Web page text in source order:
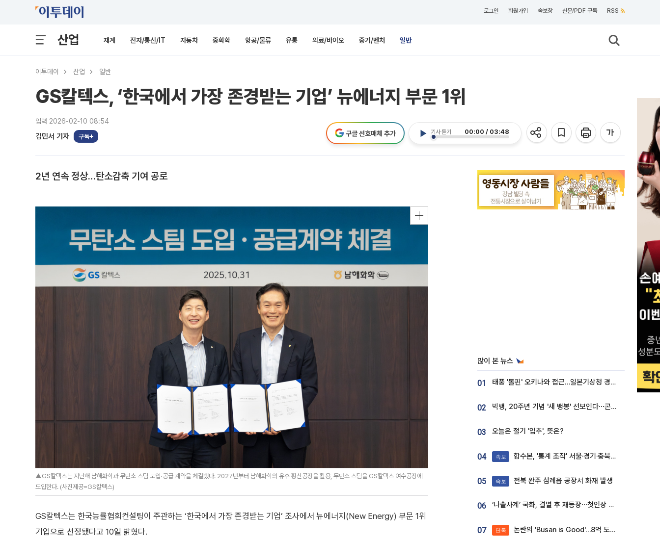
로그인 회원가입 속보창 신문/PDF 구독 RSS
산업 재계 전자/통신/IT 자동차 중화학 항공/물류 유통 의료/바이오 중기/벤처 일반
이투데이 산업 일반
GS칼텍스, ‘한국에서 가장 존경받는 기업’ 뉴에너지 부문 1위
입력 2026-02-10 08:54
김민서 기자 구독
기사 듣기 00:00 / 03:48
구글 선호매체 추가
2년 연속 정상…탄소감축 기여 공로
▲GS칼텍스는 지난해 남해화학과 무탄소 스팀 도입∙공급 계약을 체결했다. 2027년부터 남해화학의 유휴 황산공장을 활용, 무탄소 스팀을 GS칼텍스 여수공장에
도입한다. (사진제공=GS칼텍스)
GS칼텍스는 한국능률협회컨설팅이 주관하는 ‘한국에서 가장 존경받는 기업’ 조사에서 뉴에너지(New Energy) 부문 1위
기업으로 선정됐다고 10일 밝혔다.
많이 본 뉴스
01 태풍 '돌핀' 오키나와 접근…일본기상청 경로 업데이트
02 빅뱅, 20주년 기념 '새 뱅봉' 선보인다⋯콘서트 앞두고 팝업 개최
03 오늘은 절기 '입추', 뜻은?
04 속보 합수본, '통계 조작' 서울·경기·충북 선관위 등 추가 압수수색
05 속보 전북 완주 삼례읍 공장서 화재 발생
06 ‘나솔사계’ 국화, 결별 후 재등장⋯첫인상 투표 휩쓸고 ‘인기녀’ 등극
07 단독 논란의 'Busan is Good'…8억 도시브랜드, 용산 대통령실 CI 업체가 수행